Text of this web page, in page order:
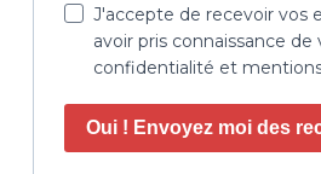
J'accepte de recevoir vos
avoir pris connaissance
confidentialité et
Oui ! Envoyez moi des